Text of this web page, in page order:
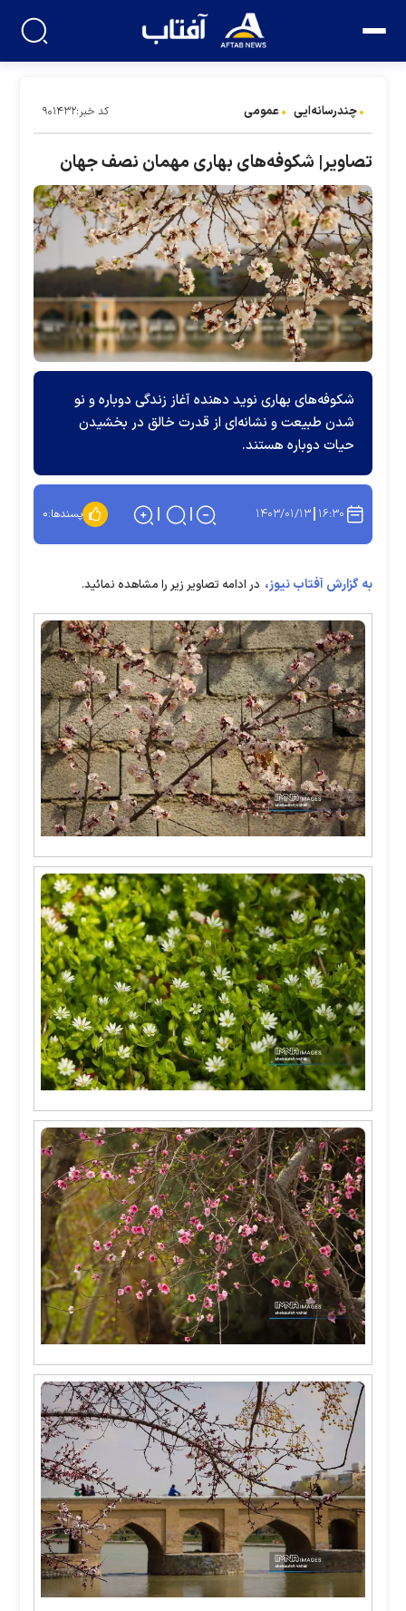
چندرسانه‌ایی عمومی کد خبر:۹۰۱۴۳۲
تصاویر| شکوفه‌های بهاری مهمان نصف جهان
شکوفه‌های بهاری نوید دهنده آغاز زندگی دوباره و نو
شدن طبیعت و نشانه‌ای از قدرت خالق در بخشیدن
حیات دوباره هستند.
۱۶:۳۰ ۱۴۰۳/۰۱/۱۳ پسندها:۰
به گزارش آفتاب نیوز، در ادامه تصاویر زیر را مشاهده نمائید.